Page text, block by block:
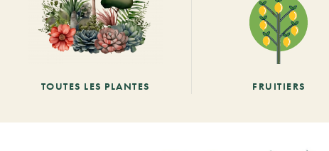
TOUTES LES PLANTES FRUITIERS